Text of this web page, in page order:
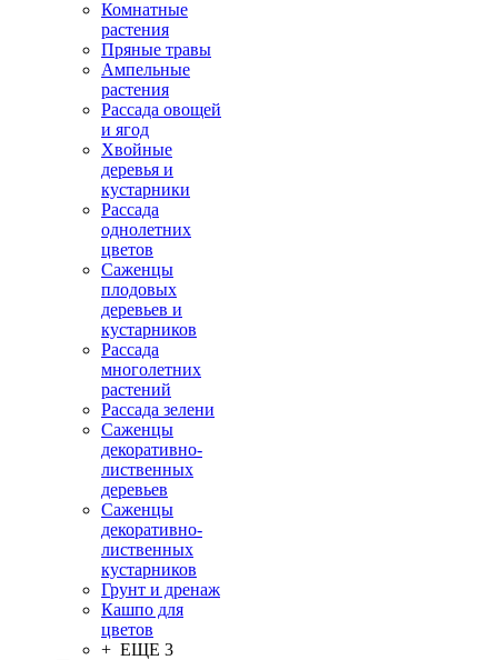
Комнатные
растения
Пряные травы
Ампельные
растения
Рассада овощей
и ягод
Хвойные
деревья и
кустарники
Рассада
однолетних
цветов
Саженцы
плодовых
деревьев и
кустарников
Рассада
многолетних
растений
Рассада зелени
Саженцы
декоративно-
лиственных
деревьев
Саженцы
декоративно-
лиственных
кустарников
Грунт и дренаж
Кашпо для
цветов
+ ЕЩЕ 3